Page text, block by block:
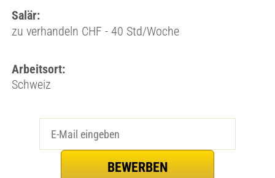
Salär:
zu verhandeln CHF - 40 Std/Woche
Arbeitsort:
Schweiz